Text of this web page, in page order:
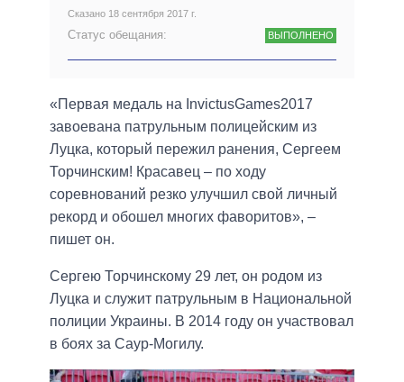
Сказано 18 сентября 2017 г.
Статус обещания: ВЫПОЛНЕНО
«Первая медаль на InvictusGames2017
завоевана патрульным полицейским из
Луцка, который пережил ранения, Сергеем
Торчинским! Красавец – по ходу
соревнований резко улучшил свой личный
рекорд и обошел многих фаворитов», –
пишет он.
Сергею Торчинскому 29 лет, он родом из
Луцка и служит патрульным в Национальной
полиции Украины. В 2014 году он участвовал
в боях за Саур-Могилу.